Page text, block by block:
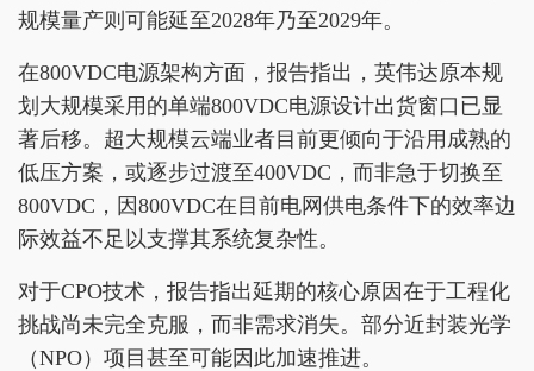
规模量产则可能延至2028年乃至2029年。
在800VDC电源架构方面，报告指出，英伟达原本规
划大规模采用的单端800VDC电源设计出货窗口已显
著后移。超大规模云端业者目前更倾向于沿用成熟的
低压方案，或逐步过渡至400VDC，而非急于切换至
800VDC，因800VDC在目前电网供电条件下的效率边
际效益不足以支撑其系统复杂性。
对于CPO技术，报告指出延期的核心原因在于工程化
挑战尚未完全克服，而非需求消失。部分近封装光学
（NPO）项目甚至可能因此加速推进。